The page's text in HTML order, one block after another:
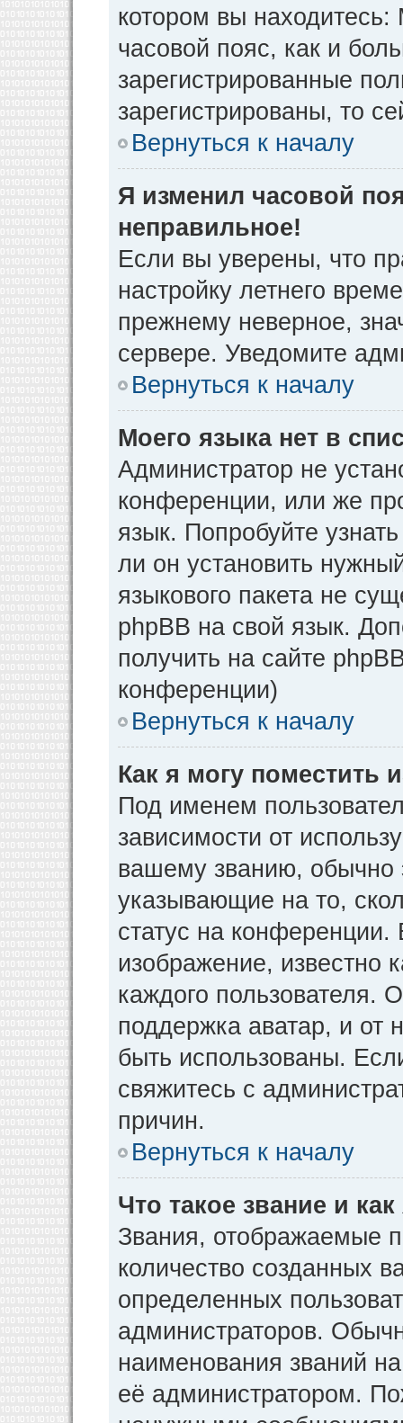
котором вы находитесь:
часовой пояс, как и
зарегистрированные
зарегистрированы, то
Вернуться к началу
Я изменил часовой
неправильное!
Если вы уверены, что
настройку летнего
прежнему неверное,
сервере. Уведомите
Вернуться к началу
Моего языка нет в
Администратор не
конференции, или же
язык. Попробуйте
ли он установить
языкового пакета не
phpBB на свой язык.
получить на сайте
конференции)
Вернуться к началу
Как я могу поместить
Под именем
зависимости от
вашему званию, обычно
указывающие на то,
статус на
изображение, известно
каждого пользователя.
поддержка аватар, и от
быть использованы.
свяжитесь с
причин.
Вернуться к началу
Что такое звание и
Звания, отображаемые
количество созданных
определенных
администраторов.
наименования званий
её администратором.